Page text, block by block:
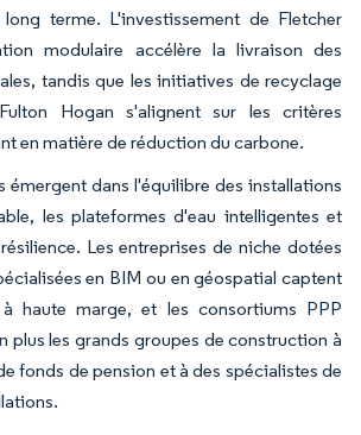
terme. L'investissement de Fletcher
modulaire accélère la livraison des
tandis que les initiatives de recyclage
Hogan s'alignent sur les critères
en matière de réduction du carbone.
émergent dans l'équilibre des installations
les plateformes d'eau intelligentes et
Les entreprises de niche dotées
en BIM ou en géospatial captent
haute marge, et les consortiums PPP
plus les grands groupes de construction à
fonds de pension et à des spécialistes de